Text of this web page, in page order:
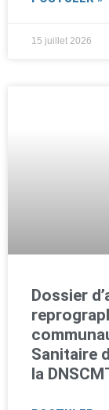
15 juillet 2026
Dossier
Sanitaire
la